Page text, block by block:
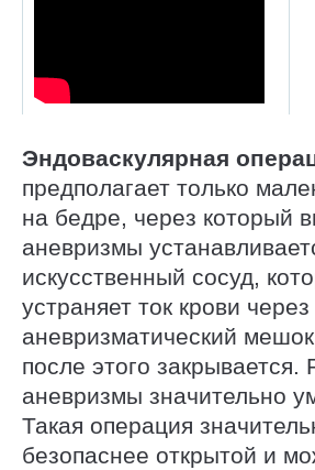
Эндоваскулярная
предполагает только
на бедре, через который
аневризмы
искусственный сосуд,
устраняет ток крови через
аневризматический
после этого закрывается.
аневризмы значительно
Такая операция
безопаснее открытой и